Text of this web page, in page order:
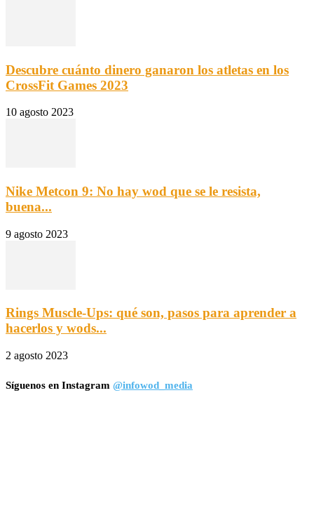
Descubre cuánto dinero ganaron los atletas en los
CrossFit Games 2023
10 agosto 2023
Nike Metcon 9: No hay wod que se le resista,
buena...
9 agosto 2023
Rings Muscle-Ups: qué son, pasos para aprender a
hacerlos y wods...
2 agosto 2023
Síguenos en Instagram @infowod_media